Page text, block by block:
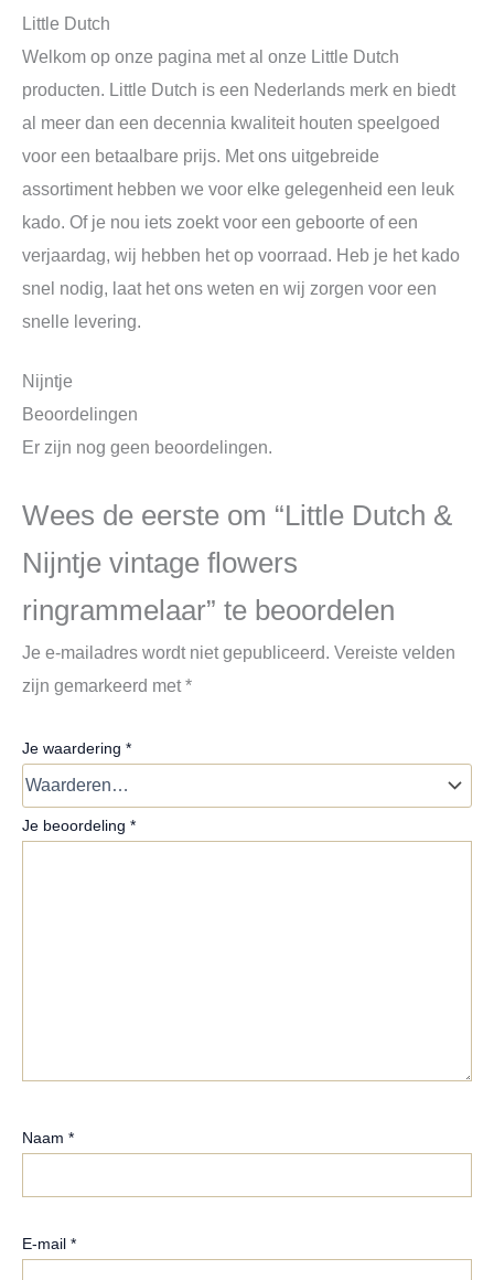
Little Dutch
Welkom op onze pagina met al onze Little Dutch
producten. Little Dutch is een Nederlands merk en biedt
al meer dan een decennia kwaliteit houten speelgoed
voor een betaalbare prijs. Met ons uitgebreide
assortiment hebben we voor elke gelegenheid een leuk
kado. Of je nou iets zoekt voor een geboorte of een
verjaardag, wij hebben het op voorraad. Heb je het kado
snel nodig, laat het ons weten en wij zorgen voor een
snelle levering.
Nijntje
Beoordelingen
Er zijn nog geen beoordelingen.
Wees de eerste om “Little Dutch &
Nijntje vintage flowers
ringrammelaar” te beoordelen
Je e-mailadres wordt niet gepubliceerd. Vereiste velden
zijn gemarkeerd met*
Je waardering *
Je beoordeling *
Naam *
E-mail *